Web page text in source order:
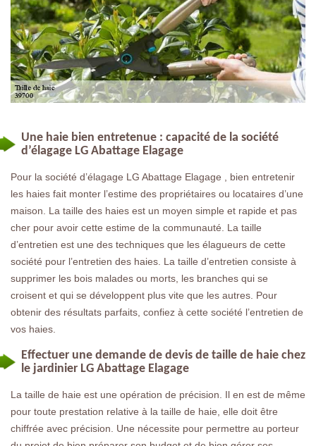
Une haie bien entretenue : capacité de la société
d’élagage LG Abattage Elagage
Pour la société d’élagage LG Abattage Elagage , bien entretenir
les haies fait monter l’estime des propriétaires ou locataires d’une
maison. La taille des haies est un moyen simple et rapide et pas
cher pour avoir cette estime de la communauté. La taille
d’entretien est une des techniques que les élagueurs de cette
société pour l’entretien des haies. La taille d’entretien consiste à
supprimer les bois malades ou morts, les branches qui se
croisent et qui se développent plus vite que les autres. Pour
obtenir des résultats parfaits, confiez à cette société l’entretien de
vos haies.
Effectuer une demande de devis de taille de haie chez
le jardinier LG Abattage Elagage
La taille de haie est une opération de précision. Il en est de même
pour toute prestation relative à la taille de haie, elle doit être
chiffrée avec précision. Une nécessite pour permettre au porteur